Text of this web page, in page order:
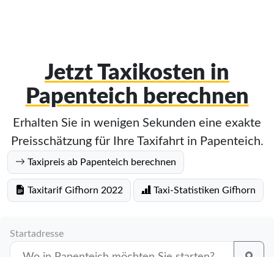
Jetzt Taxikosten in
Papenteich berechnen
Erhalten Sie in wenigen Sekunden eine exakte
Preisschätzung für Ihre Taxifahrt in Papenteich.
Taxipreis ab Papenteich berechnen
Taxitarif Gifhorn 2022 Taxi-Statistiken Gifhorn
Startadresse